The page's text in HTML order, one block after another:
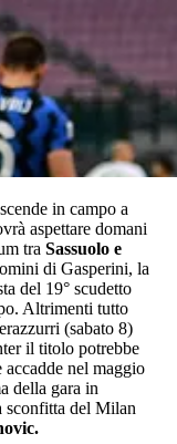
in campo a
aspettare domani
tra Sassuolo e
di Gasperini, la
del 19° scudetto
Altrimenti tutto
(sabato 8)
il titolo potrebbe
nel maggio
della gara in
sconfitta del Milan